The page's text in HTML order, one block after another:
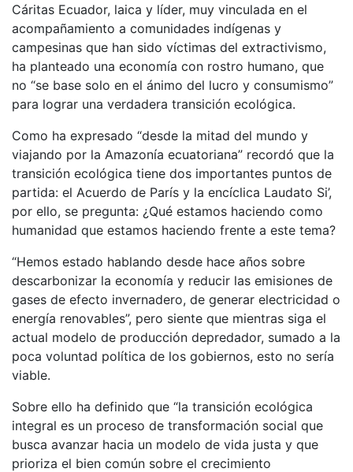
Cáritas Ecuador, laica y líder, muy vinculada en el
acompañamiento a comunidades indígenas y
campesinas que han sido víctimas del extractivismo,
ha planteado una economía con rostro humano, que
no “se base solo en el ánimo del lucro y consumismo”
para lograr una verdadera transición ecológica.
Como ha expresado “desde la mitad del mundo y
viajando por la Amazonía ecuatoriana” recordó que la
transición ecológica tiene dos importantes puntos de
partida: el Acuerdo de París y la encíclica Laudato Si’,
por ello, se pregunta: ¿Qué estamos haciendo como
humanidad que estamos haciendo frente a este tema?
“Hemos estado hablando desde hace años sobre
descarbonizar la economía y reducir las emisiones de
gases de efecto invernadero, de generar electricidad o
energía renovables”, pero siente que mientras siga el
actual modelo de producción depredador, sumado a la
poca voluntad política de los gobiernos, esto no sería
viable.
Sobre ello ha definido que “la transición ecológica
integral es un proceso de transformación social que
busca avanzar hacia un modelo de vida justa y que
prioriza el bien común sobre el crecimiento